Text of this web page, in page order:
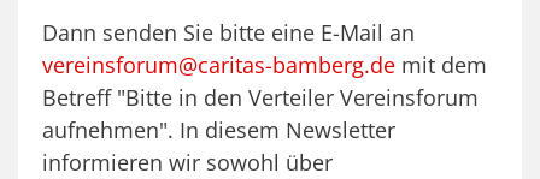
Dann senden Sie bitte eine E-Mail an
vereinsforum@caritas-bamberg.de mit dem
Betreff "Bitte in den Verteiler Vereinsforum
aufnehmen". In diesem Newsletter
informieren wir sowohl über